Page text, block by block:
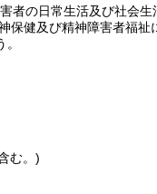
の日常生活及び社会
保健及び精神障害者福
む。)